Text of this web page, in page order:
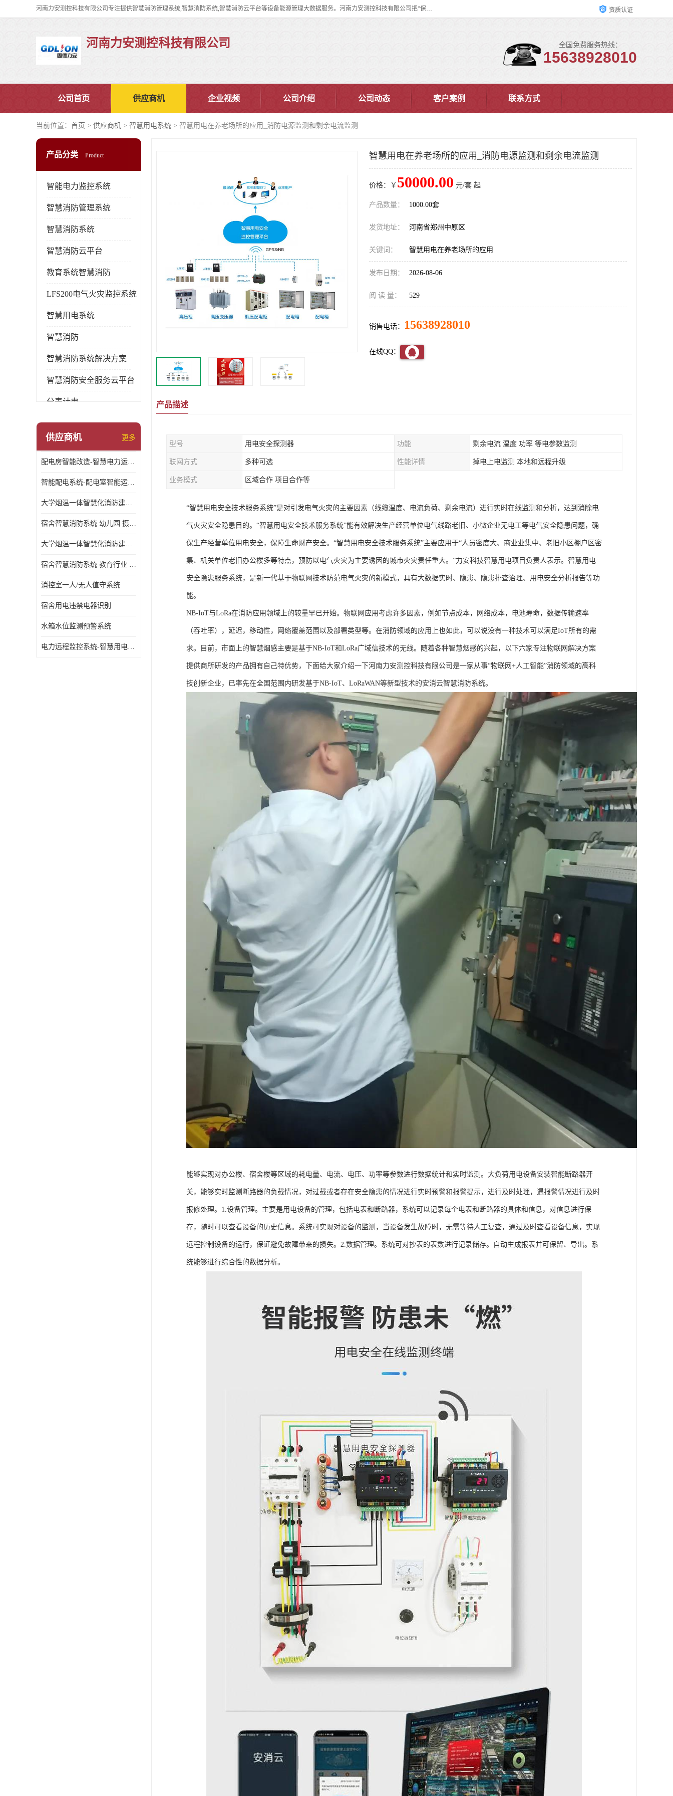
河南力安测控科技有限公司专注提供智慧消防管理系统,智慧消防系统,智慧消防云平台等设备能源管理大数据服务。河南力安测控科技有限公司把“保障设备运行安全可控,让设备管理变得简单”确定为力安的历史使命。 资质认证
河南力安测控科技有限公司 全国免费服务热线：
15638928010
公司首页 供应商机 企业视频 公司介绍 公司动态 客户案例 联系方式
当前位置： 首页 > 供应商机 > 智慧用电系统 > 智慧用电在养老场所的应用_消防电源监测和剩余电流监测
产品分类 Product
智能电力监控系统
智慧消防管理系统
智慧消防系统
智慧消防云平台
教育系统智慧消防
LFS200电气火灾监控系统
智慧用电系统
智慧消防
智慧消防系统解决方案
智慧消防安全服务云平台
分表计电
环保用电监管系统
供应商机 更多
配电房智能改造-智慧电力运维云平台
智能配电系统-配电室智能运维监控系统-智能化配电系统平台厂家
大学烟温一体智慧化消防建设 大学校园 消防数字化
宿舍智慧消防系统 幼儿园 摄像头升级
大学烟温一体智慧化消防建设 培训机构 数字化
宿舍智慧消防系统 教育行业 摄像头升级
消控室一人/无人值守系统
宿舍用电违禁电器识别
水箱水位监测预警系统
电力远程监控系统-智慧用电安全监控管理系统
智慧用电在养老场所的应用_消防电源监测和剩余电流监测
价格：￥ 50000.00 元/套 起
产品数量： 1000.00套
发货地址： 河南省郑州中原区
关键词： 智慧用电在养老场所的应用
发布日期： 2026-08-06
阅 读 量： 529
销售电话： 15638928010
在线QQ：
产品描述
型号 用电安全探测器 功能 剩余电流 温度 功率 等电参数监测
联网方式 多种可选 性能详情 掉电上电监测 本地和远程升级
业务模式 区域合作 项目合作等
“智慧用电安全技术服务系统”是对引发电气火灾的主要因素（线缆温度、电流负荷、剩余电流）进行实时在线监测和分析，达到消除电
气火灾安全隐患目的。“智慧用电安全技术服务系统”能有效解决生产经营单位电气线路老旧、小微企业无电工等电气安全隐患问题，确
保生产经营单位用电安全，保障生命财产安全。“智慧用电安全技术服务系统”主要应用于“人员密度大、商业业集中、老旧小区棚户区密
集、机关单位老旧办公楼多等特点，预防以电气火灾为主要诱因的城市火灾责任重大。”力安科技智慧用电项目负责人表示。智慧用电
安全隐患服务系统，是新一代基于物联网技术防范电气火灾的新模式，具有大数据实时、隐患、隐患排查治理、用电安全分析报告等功
能。
NB-IoT与LoRa在消防应用领域上的较量早已开始。物联网应用考虑许多因素，例如节点成本，网络成本，电池寿命，数据传输速率
（吞吐率），延迟，移动性，网络覆盖范围以及部署类型等。在消防领域的应用上也如此，可以说没有一种技术可以满足IoT所有的需
求。目前，市面上的智慧烟感主要是基于NB-IoT和LoRa广域信技术的无线。随着各种智慧烟感的兴起，以下六家专注物联网解决方案
提供商所研发的产品拥有自己特优势，下面给大家介绍一下河南力安测控科技有限公司是一家从事“物联网+人工智能”消防领域的高科
技创新企业，已率先在全国范围内研发基于NB-IoT、LoRaWAN等新型技术的安消云智慧消防系统。
能够实现对办公楼、宿舍楼等区域的耗电量、电流、电压、功率等参数进行数据统计和实时监测。大负荷用电设备安装智能断路器开
关，能够实时监测断路器的负载情况，对过载或者存在安全隐患的情况进行实时预警和报警提示，进行及时处理，遇报警情况进行及时
报修处理。1.设备管理。主要是用电设备的管理，包括电表和断路器，系统可以记录每个电表和断路器的具体和信息，对信息进行保
存，随时可以查看设备的历史信息。系统可实现对设备的监测，当设备发生故障时，无需等待人工复查，通过及时查看设备信息，实现
远程控制设备的运行，保证避免故障带来的损失。2.数据管理。系统可对抄表的表数进行记录储存。自动生成报表并可保留、导出。系
统能够进行综合性的数据分析。